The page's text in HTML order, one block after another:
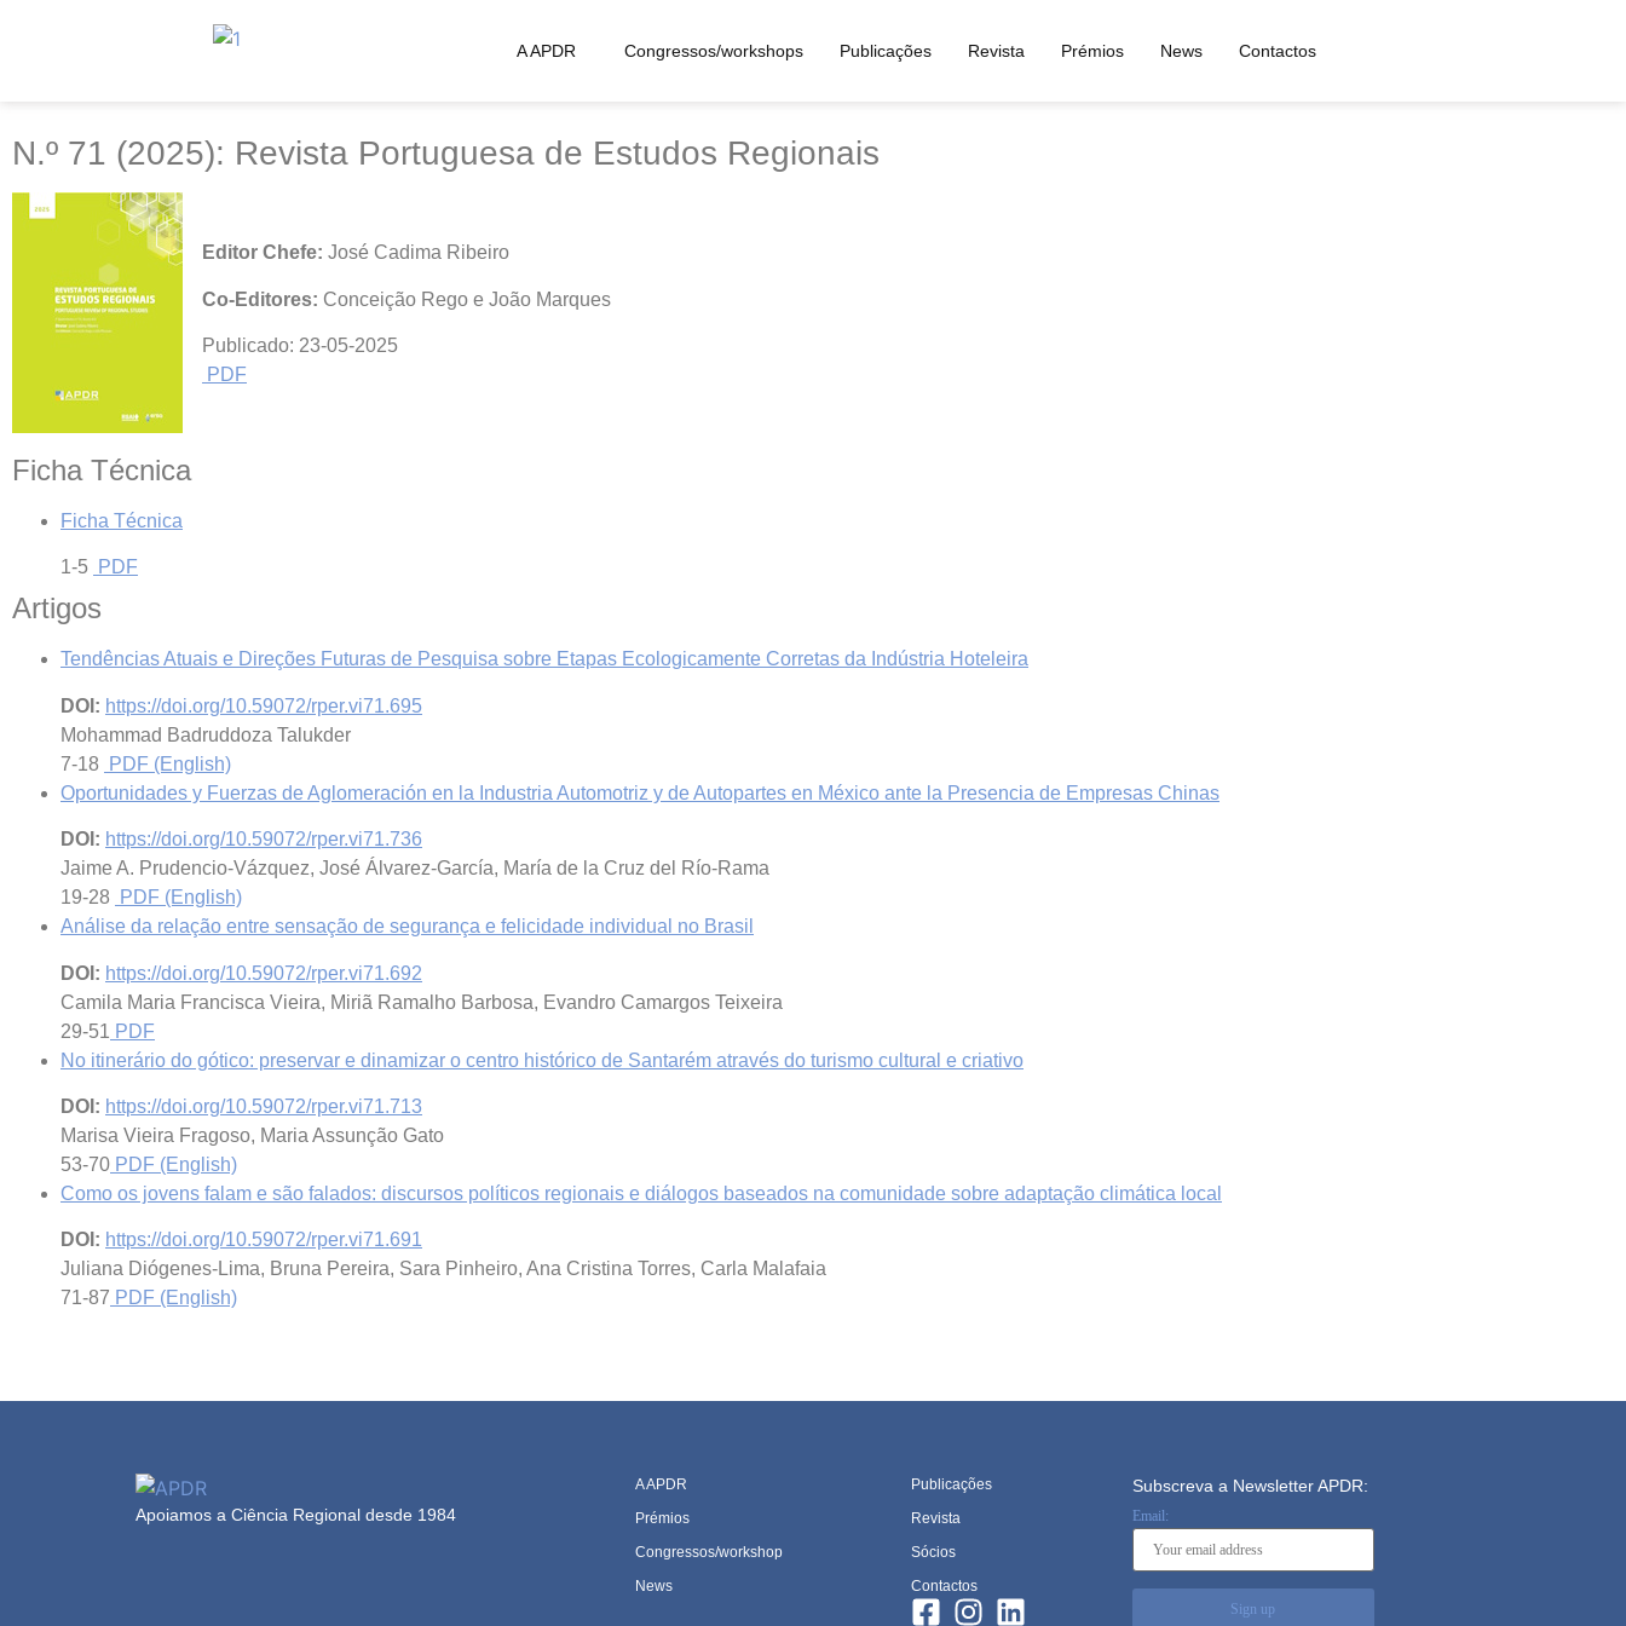
A APDR Congressos/workshops Publicações Revista Prémios News Contactos
N.º 71 (2025): Revista Portuguesa de Estudos Regionais
N.º 71 (2025): Revista Portuguesa de Estudos Regionais
Editor Chefe: José Cadima Ribeiro
Co-Editores: Conceição Rego e João Marques
Publicado: 23-05-2025
PDF
Ficha Técnica
Ficha Técnica
1-5 PDF
Artigos
Tendências Atuais e Direções Futuras de Pesquisa sobre Etapas Ecologicamente Corretas da Indústria Hoteleira
DOI: https://doi.org/10.59072/rper.vi71.695
Mohammad Badruddoza Talukder
7-18
PDF (English)
Oportunidades y Fuerzas de Aglomeración en la Industria Automotriz y de Autopartes en México ante la Presencia de Empresas Chinas
DOI: https://doi.org/10.59072/rper.vi71.736
Jaime A. Prudencio-Vázquez, José Álvarez-García, María de la Cruz del Río-Rama
19-28
PDF (English)
Análise da relação entre sensação de segurança e felicidade individual no Brasil
DOI: https://doi.org/10.59072/rper.vi71.692
Camila Maria Francisca Vieira, Miriã Ramalho Barbosa, Evandro Camargos Teixeira
29-51 PDF
No itinerário do gótico: preservar e dinamizar o centro histórico de Santarém através do turismo cultural e criativo
DOI: https://doi.org/10.59072/rper.vi71.713
Marisa Vieira Fragoso, Maria Assunção Gato
53-70 PDF (English)
Como os jovens falam e são falados: discursos políticos regionais e diálogos baseados na comunidade sobre adaptação climática local
DOI: https://doi.org/10.59072/rper.vi71.691
Juliana Diógenes-Lima, Bruna Pereira, Sara Pinheiro, Ana Cristina Torres, Carla Malafaia
71-87 PDF (English)
Apoiamos a Ciência Regional desde 1984
A APDR
Prémios
Congressos/workshop
News
Publicações
Revista
Sócios
Contactos
Subscreva a Newsletter APDR:
Email: